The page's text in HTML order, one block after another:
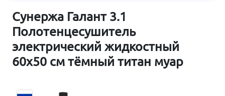
Сунержа Галант 3.1
Полотенцесушитель
электрический жидкостный
60х50 см тёмный титан муар